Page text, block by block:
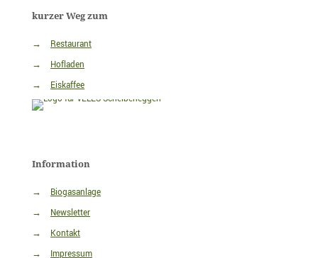
kurzer Weg zum
→
Restaurant
→
Hofladen
→
Eiskaffee
Information
→
Biogasanlage
→
Newsletter
→
Kontakt
→
Impressum